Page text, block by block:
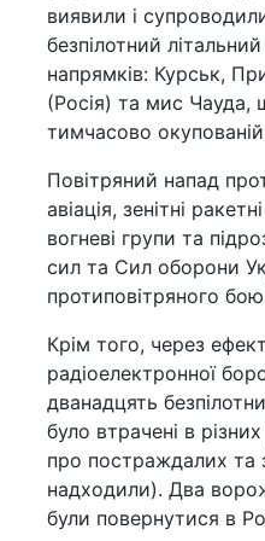
виявили і
безпілотний
напрямків: Курськ,
(Росія) та мис Чауда,
тимчасово
Повітряний напад
авіація, зенітні
вогневі групи та
сил та Сил оборони
протиповітряного
Крім того, через
радіоелектронної
дванадцять
було втрачені в
про постраждалих та
надходили). Два
були повернутися в